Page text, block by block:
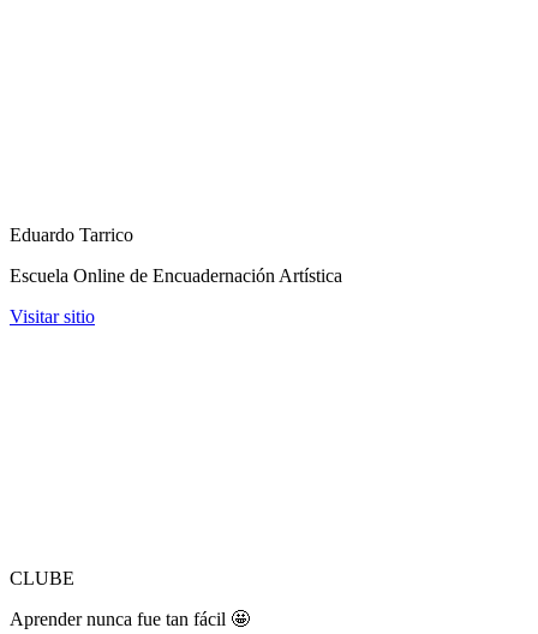
Eduardo Tarrico
Escuela Online de Encuadernación Artística
Visitar sitio
CLUBE
Aprender nunca fue tan fácil 🤩